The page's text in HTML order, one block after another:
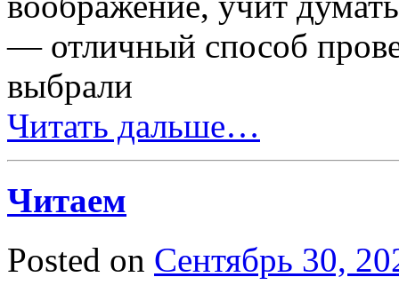
— отличный способ
выбрали
Читать дальше…
Читаем
Posted on Сентябрь 30,